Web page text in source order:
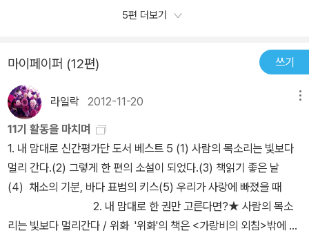
수 있는 것이 무엇이던가?시인 안도현은 문학청년 시절 그에게 ' 문학
재미있는 이야기는 시에 자주 쓰이는 나무와 꽃이름에 대한 이야기이
다. '박용래'의 <구절초>를 읽으면서 그 꽃을 알지 못했단다. 어느 초
가을날 산비탈에 무리지어 핀 구절초.그동안 안도현은 그의 시에 알
지도 못하는 꽃이름을 집어 넣었기도 했는데, 그때부터 그는 꽃이나
나무 이름은 식물도감을 찾아 보고 시 속에 담아 놓는다고 한다.그래
서 쓴 참회의 시가 <무식한 놈>이라고 한다.'쑥부쟁이와 구절초를구
별하지 못하는 너하고 이 들길 여태 걸어왔다니나여, 나는 지금부터
너하고 절교다!' (안도현의 사 <무식한 놈 > p.82 ) (사진검색: 네이
버 누군가의 블로그에서 - 죄송합니다) 시인 장석남의 이야기 속에
나오는 시인의 장례식이야기.대학교 1학년때인가 어느 겨울날 우연
하는 이유는 대중적으로 널리 알려진 시 <즐거운 편지> 때문이 아니
무엇보다 황동규 시인의 매력은 어떠한 경우에도 언어의 절제력을 잃
지 않는다는 점일 것이다.문학공부한 무엇인가. 그것은 말과 감정을
절제하는 법을 배우는 것이다. 시를 청므 쓰기 시작하는 사람들은 대
체로 시를 고백의 양식으로 여기는 경향이 있다. 그래서 가슴속에 묻
어 놓았던 감정의 응어리들을 백지 위로 토해 놓으면 다 시라고 생각
한다. 그러나 시는 자아도취의 산물이 되어서는 안 된다. 자기 자신한
테 빠져들기보다는 자기 자신을 냉정하게 검증해서 거기에서 벗어나
려는 노력이 뒤따를 때, 비로소 시는 제대로 된 꼴을 갖추기 시작한다.
무한정 고백만 늘어놓을 일이 아니라, 세상과 사물을 묘사하는 법을
주는 혜안이 부려지는 일이다. 그러므로 모든 시는 가장 내 시야의 가
마치 세상을 사막 위를 걷는 방랑자처럼 떠도는 자, 우주의 별만큼이
나 헤아릴 수 없는 모래의 무덤 위 그 세상의 가장자리를 응시한다. 그
래서 시인은 어쩌면 소외된 언어를 줍는 수집가인지도 모르겠다. 그
래서인지 시인이 부린 언어를 보고 있으면 천애 고아의 울음처럼 바
람길 따라 퍼지는 울림에 그 끝을 모르고 막막함이 펼쳐지는 것 같다.
우리는 어째서 시를 사랑하는 것일까? 이리 슬픔만이 남아 떠도는데
도. 물론 그렇지 않은 시도 많긴 하지만 대게 ‘시’란 홀로 피어나고 바
람결에 또 어디론가 날아가 버릴 이름 모를 홑씨 같은 습성이 있다. 슬
픔의 대지 위에서 그 눈물의 샘을 먹고 자란 꽃, 그 꽃을 아름답다고
말하는 자의 입김에서 붉어지고 터지는 가련한 숙명이 있다. 어느새
5편 더보기
마이페이퍼 (12편) 쓰기
라일락 2012-11-20
11기 활동을 마치며
1. 내 맘대로 신간평가단 도서 베스트 5 (1) 사람의 목소리는 빛보다
멀리 간다.(2) 그렇게 한 편의 소설이 되었다.(3) 책읽기 좋은 날
(4) 채소의 기분, 바다 표범의 키스(5) 우리가 사랑에 빠졌을 때
2. 내 맘대로 한 권만 고른다면?★ 사람의 목소
리는 빛보다 멀리간다 / 위화 '위화'의 책은 <가랑비의 외침>밖에 읽